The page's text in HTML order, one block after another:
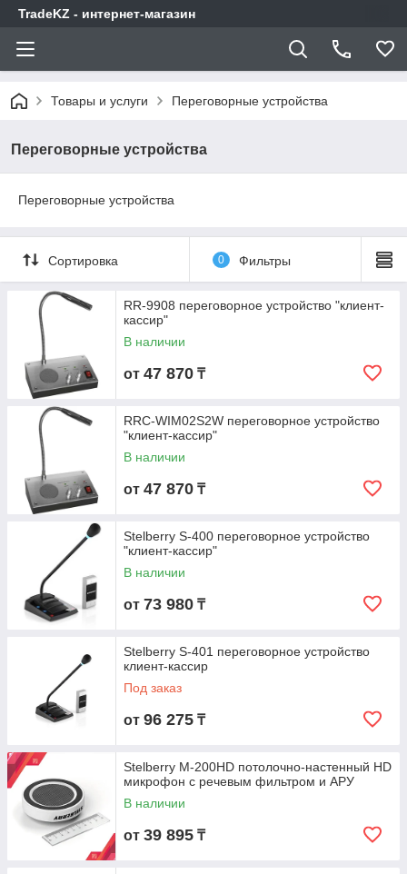
TradeKZ - интернет-магазин
Товары и услуги Переговорные устройства
Переговорные устройства
Переговорные устройства
Сортировка 0 Фильтры
RR-9908 переговорное устройство "клиент-
кассир"
В наличии
от 47 870 ₸
RRC-WIM02S2W переговорное устройство
"клиент-кассир"
В наличии
от 47 870 ₸
Stelberry S-400 переговорное устройство
"клиент-кассир"
В наличии
от 73 980 ₸
Stelberry S-401 переговорное устройство
клиент-кассир
Под заказ
от 96 275 ₸
Stelberry M-200HD потолочно-настенный HD
микрофон с речевым фильтром и АРУ
В наличии
от 39 895 ₸